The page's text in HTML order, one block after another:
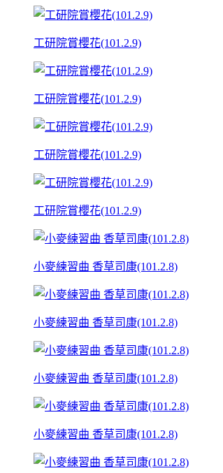
工研院賞櫻花(101.2.9)
工研院賞櫻花(101.2.9)
工研院賞櫻花(101.2.9)
工研院賞櫻花(101.2.9)
小麥練習曲 香草司康(101.2.8)
小麥練習曲 香草司康(101.2.8)
小麥練習曲 香草司康(101.2.8)
小麥練習曲 香草司康(101.2.8)